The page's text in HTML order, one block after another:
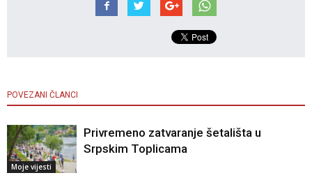
POVEZANI ČLANCI
Moje vijesti
Privremeno zatvaranje šetališta u
Srpskim Toplicama